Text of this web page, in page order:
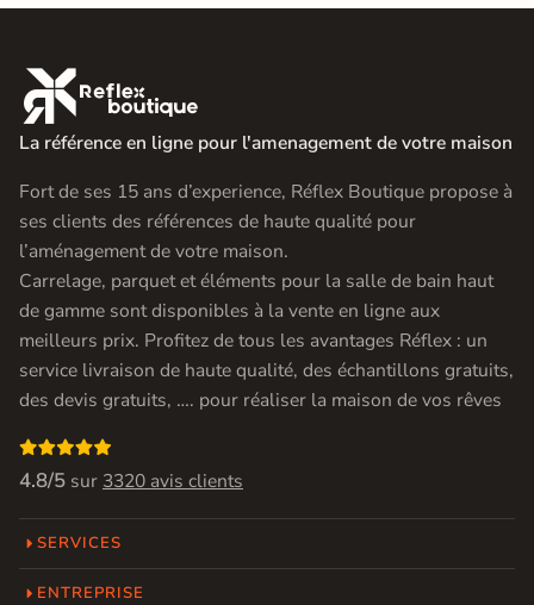

La référence en ligne pour l'amenagement de votre maison
Fort de ses 15 ans d’experience, Réflex Boutique propose à
ses clients des références de haute qualité pour
l’aménagement de votre maison.
Carrelage, parquet et éléments pour la salle de bain haut
de gamme sont disponibles à la vente en ligne aux
meilleurs prix. Profitez de tous les avantages Réflex : un
service livraison de haute qualité, des échantillons gratuits,
des devis gratuits, …. pour réaliser la maison de vos rêves

4.8/5 sur 3320 avis clients
SERVICES
ENTREPRISE